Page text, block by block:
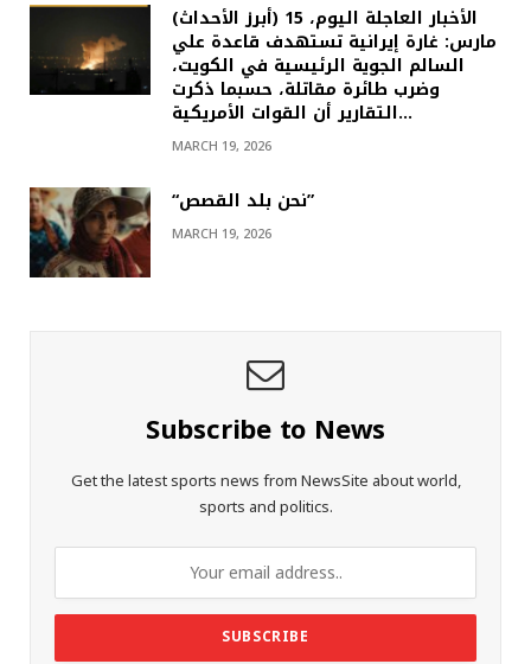
(أبرز الأحداث) الأخبار العاجلة اليوم، 15
مارس: غارة إيرانية تستهدف قاعدة علي
السالم الجوية الرئيسية في الكويت،
وضرب طائرة مقاتلة، حسبما ذكرت
التقارير أن القوات الأمريكية…
MARCH 19, 2026
“نحن بلد القصص”
MARCH 19, 2026
Subscribe to News
Get the latest sports news from NewsSite about world,
sports and politics.